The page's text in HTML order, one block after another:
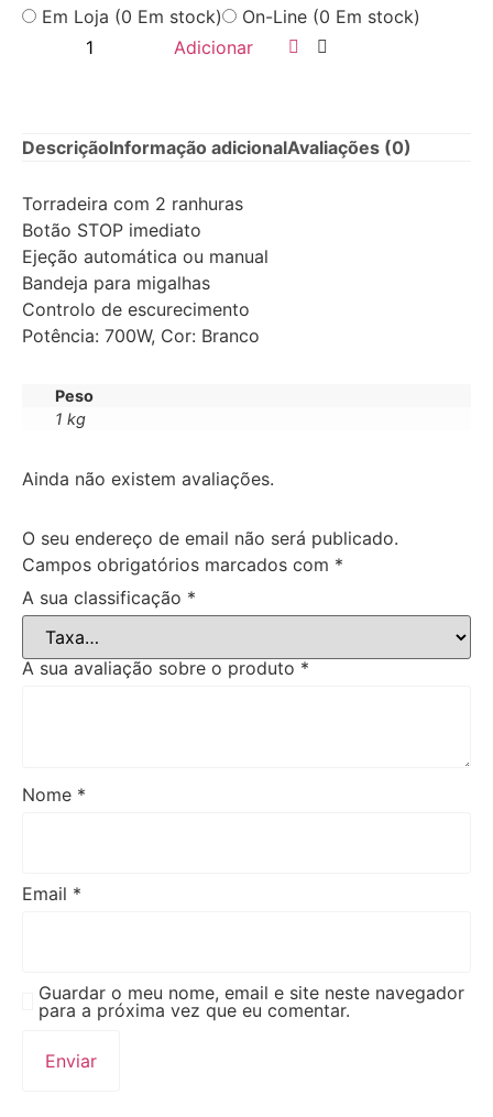
Em Loja (0 Em stock)
On-Line (0 Em stock)
Adicionar
DescriçãoInformação adicionalAvaliações (0)
Torradeira com 2 ranhuras
Botão STOP imediato
Ejeção automática ou manual
Bandeja para migalhas
Controlo de escurecimento
Potência: 700W, Cor: Branco
Peso
1 kg
Ainda não existem avaliações.
O seu endereço de email não será publicado.
Campos obrigatórios marcados com *
A sua classificação *
A sua avaliação sobre o produto *
Nome *
Email *
Guardar o meu nome, email e site neste navegador
para a próxima vez que eu comentar.